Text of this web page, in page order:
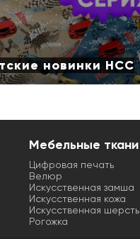
новинки НСС
Мебельные ткани
Цифровая печать
Велюр
Искусственная замша
Искусственная кожа
Искусственная шерсть
Рогожка